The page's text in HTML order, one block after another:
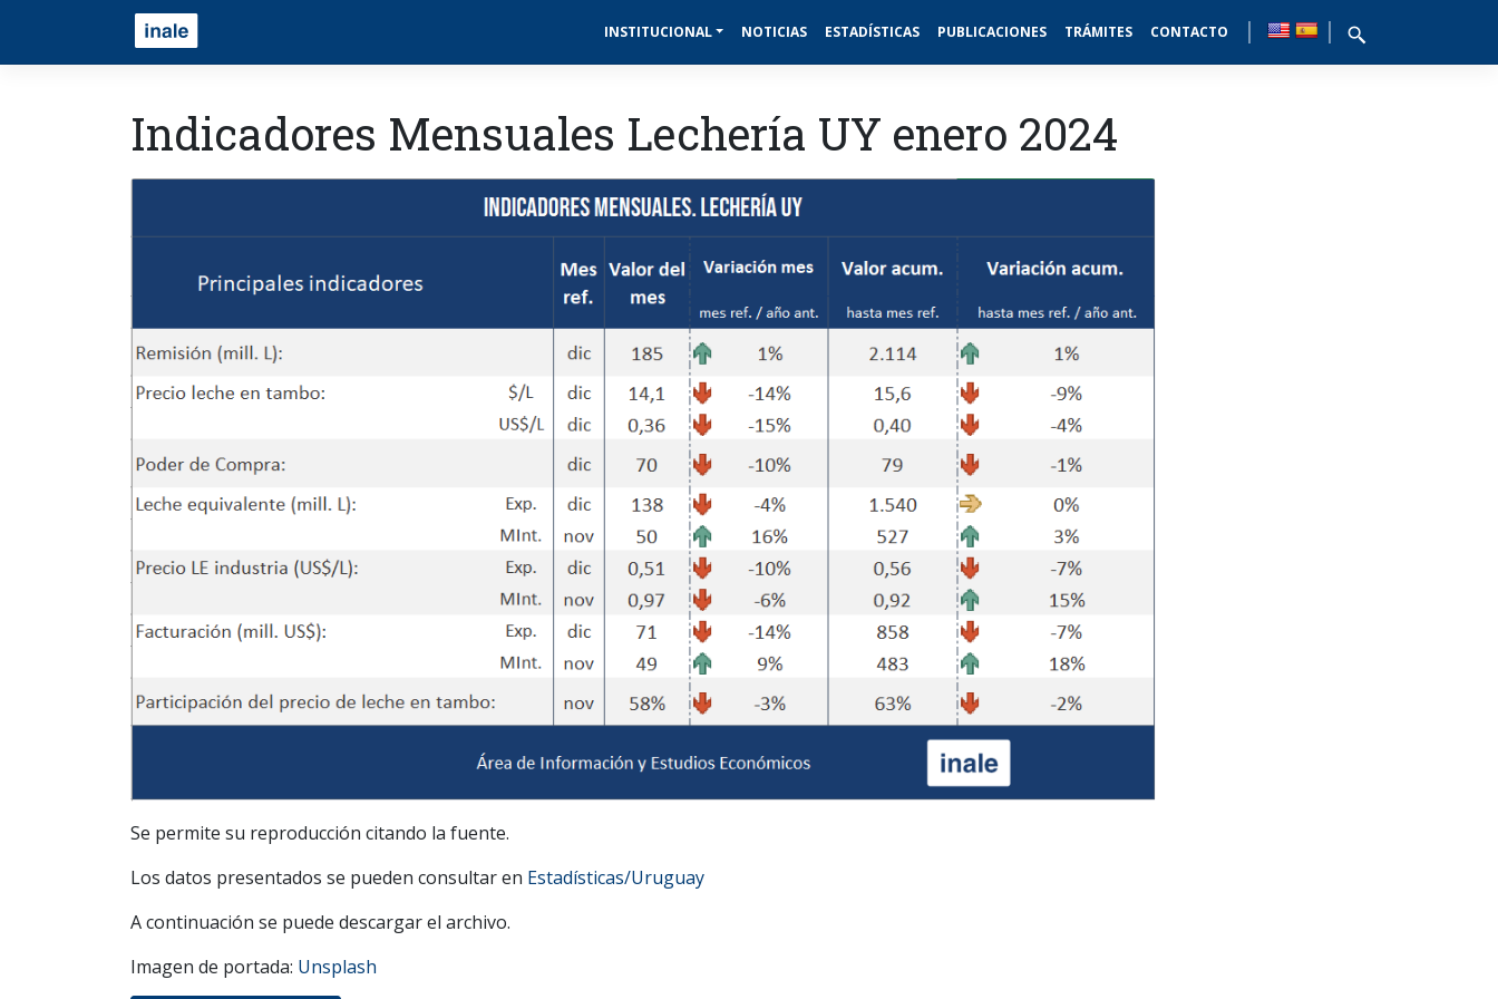
INSTITUCIONAL NOTICIAS ESTADÍSTICAS PUBLICACIONES TRÁMITES CONTACTO
Indicadores Mensuales Lechería UY enero 2024
Se permite su reproducción citando la fuente.
Los datos presentados se pueden consultar en Estadísticas/Uruguay
A continuación se puede descargar el archivo.
Imagen de portada: Unsplash